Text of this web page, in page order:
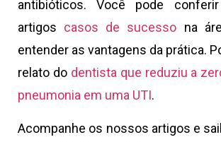
antibióticos. Você pode
artigos casos de sucesso na
entender as vantagens da prática.
relato do dentista que reduziu a
pneumonia em uma UTI.
Acompanhe os nossos artigos e